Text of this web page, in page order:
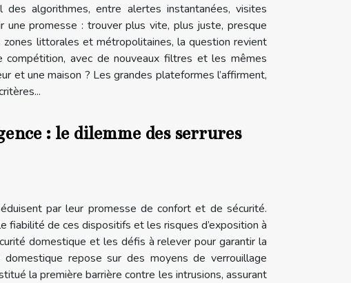
algorithmes, entre alertes instantanées, visites
promesse : trouver plus vite, plus juste, presque
zones littorales et métropolitaines, la question revient
compétition, avec de nouveaux filtres et les mêmes
et une maison ? Les grandes plateformes l’affirment,
: le dilemme des serrures
par leur promesse de confort et de sécurité.
fiabilité de ces dispositifs et les risques d’exposition à
domestique et les défis à relever pour garantir la
repose sur des moyens de verrouillage
la première barrière contre les intrusions, assurant